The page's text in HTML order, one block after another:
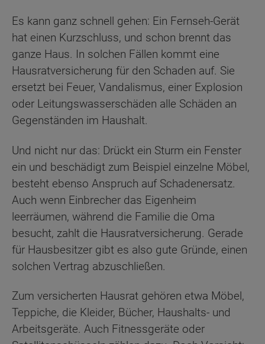
Es kann ganz schnell gehen: Ein Fernseh-Gerät
hat einen Kurzschluss, und schon brennt das
ganze Haus. In solchen Fällen kommt eine
Hausratversicherung für den Schaden auf. Sie
ersetzt bei Feuer, Vandalismus, einer Explosion
oder Leitungswasserschäden alle Schäden an
Gegenständen im Haushalt.
Und nicht nur das: Drückt ein Sturm ein Fenster
ein und beschädigt zum Beispiel einzelne Möbel,
besteht ebenso Anspruch auf Schadenersatz.
Auch wenn Einbrecher das Eigenheim
leerräumen, während die Familie die Oma
besucht, zahlt die Hausratversicherung. Gerade
für Hausbesitzer gibt es also gute Gründe, einen
solchen Vertrag abzuschließen.
Zum versicherten Hausrat gehören etwa Möbel,
Teppiche, die Kleider, Bücher, Haushalts- und
Arbeitsgeräte. Auch Fitnessgeräte oder